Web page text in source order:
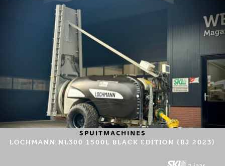
SPUITMACHINES
LOCHMANN NL300 1500L BLACK EDITION (BJ 2023)